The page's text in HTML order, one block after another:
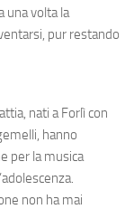
una volta la
pur restando
nati a Forlì con
hanno
per la musica
non ha mai